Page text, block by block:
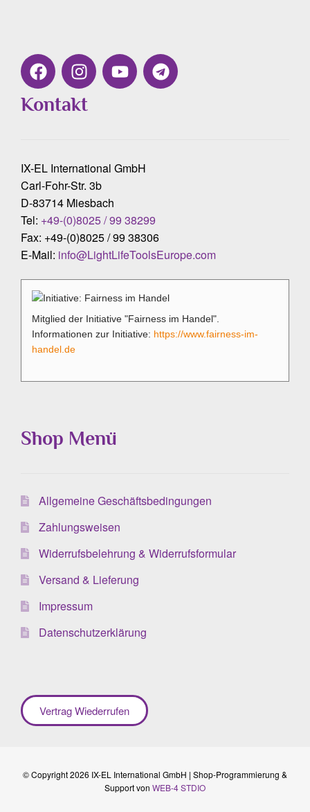
Kontakt
IX-EL International GmbH
Carl-Fohr-Str. 3b
D-83714 Miesbach
Tel: +49-(0)8025 / 99 38299
Fax: +49-(0)8025 / 99 38306
E-Mail: info@LightLifeToolsEurope.com
Mitglied der Initiative "Fairness im Handel".
Informationen zur Initiative: https://www.fairness-im-
handel.de
Shop Menü
Allgemeine Geschäftsbedingungen
Zahlungsweisen
Widerrufsbelehrung & Widerrufsformular
Versand & Lieferung
Impressum
Datenschutzerklärung
Vertrag Wiederrufen
© Copyright 2026 IX-EL International GmbH | Shop-Programmierung &
Support von WEB-4 STDIO